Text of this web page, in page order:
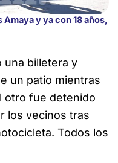
y ya con 18 años,
una billetera y
un patio mientras
otro fue detenido
los vecinos tras
Todos los